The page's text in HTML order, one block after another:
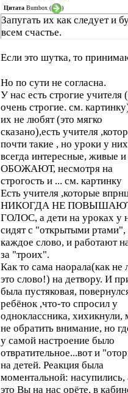
Цитата Bumbox ( )
Запугать их как следует и
всем счастье.
Если это шутка, то
Но по сути не согласна.
У нас есть строгие учителя
очень строгие. см.
их не любят (это мягко
сказано),есть учителя
почти такие , но уроки у них
всегда интересные, живые
ОБОЖАЮТ, несмотря на
строгость и ... см. картинку
Есть учителя ,которые
НИКОГДА НЕ
ГОЛОС, а дети на уроках у
сидят с "открытыми ртами",
каждое слово, и работают
за "троих".
Как то сама наорала(как
это слово!) на детвору. И
была пустяковая,
ребёнок ,что-то спросил у
одноклассника, хихикнули,
не обратить внимание, но
у самой настроение было
отвратительное...вот и
на детей. Реакция была
моментальной: насупились,
это Вы на нас орёте, в